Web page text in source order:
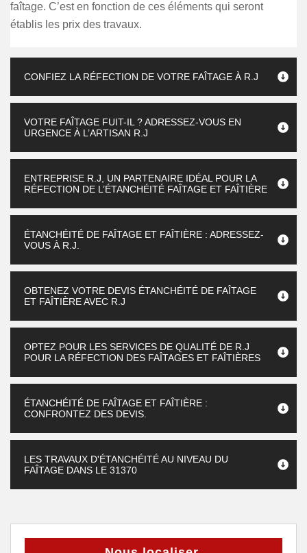
faîtage. C’est en fonction de ces éléments qui seront
établis les prix des travaux.
CONFIEZ LA RÉFECTION DE VOTRE FAÎTAGE À R.J
VOTRE FAÎTAGE FUIT-IL ? ADRESSEZ-VOUS EN
URGENCE À L’ARTISAN R.J
ENTREPRISE R.J, UN PARTENAIRE IDÉAL POUR LA
RÉFECTION DE L’ÉTANCHÉITÉ FAÎTAGE ET FAÎTIÈRE
ÉTANCHÉITÉ DE FAÎTAGE ET FAÎTIÈRE : ADRESSEZ-
VOUS À R.J.
OBTENEZ VOTRE DEVIS ÉTANCHÉITÉ DE FAÎTAGE
ET FAÎTIÈRE AVEC R.J
OPTEZ POUR LES SERVICES DE QUALITÉ DE R.J
POUR LA RÉFECTION DES FAÎTAGES ET FAÎTIÈRES
ÉTANCHÉITÉ DE FAÎTAGE ET FAÎTIÈRE :
CONFRONTEZ DES DEVIS.
LES TRAVAUX D'ÉTANCHÉITÉ AU NIVEAU DU
FAÎTAGE DANS LE 31370